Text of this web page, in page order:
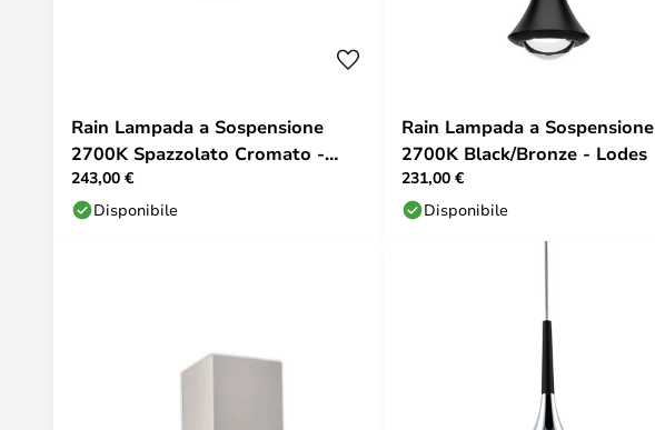
Rain Lampada a Sospensione
2700K Spazzolato Cromato -
Lodes
243,00 €
Disponibile
Rain Lampada a Sospensione
2700K Black/Bronze - Lodes
231,00 €
Disponibile